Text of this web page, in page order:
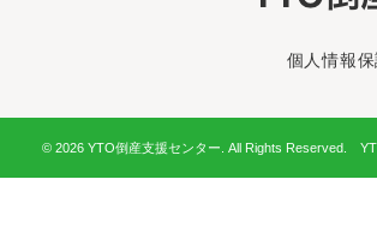
個人情報
© 2026 YTO倒産支援センター. All Rights Reserved.